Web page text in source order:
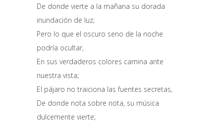
De donde vierte a la mañana su dorada
inundación de luz;
Pero lo que el oscuro seno de la noche
podría ocultar,
En sus verdaderos colores camina ante
nuestra vista;
El pájaro no traiciona las fuentes secretas,
De donde nota sobre nota, su música
dulcemente vierte;